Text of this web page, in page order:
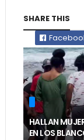
SHARE THIS
HALLAN
EN LOS